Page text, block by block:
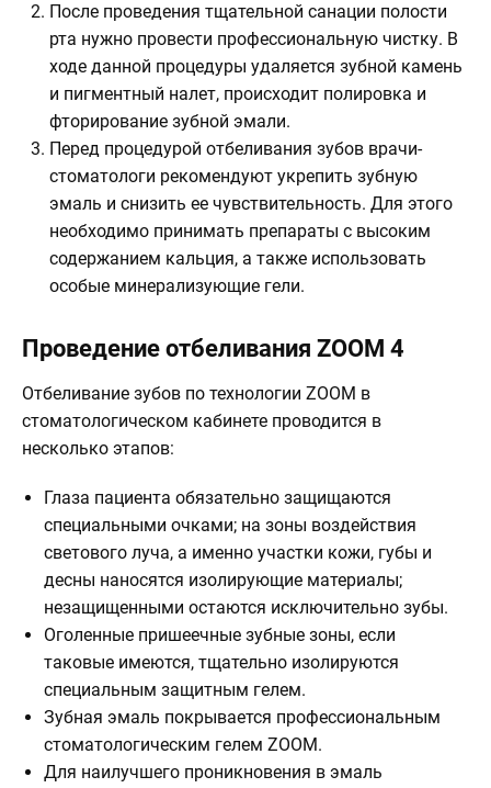
После проведения тщательной санации полости
рта нужно провести профессиональную чистку. В
ходе данной процедуры удаляется зубной камень
и пигментный налет, происходит полировка и
фторирование зубной эмали.
Перед процедурой отбеливания зубов врачи-
стоматологи рекомендуют укрепить зубную
эмаль и снизить ее чувствительность. Для этого
необходимо принимать препараты с высоким
содержанием кальция, а также использовать
особые минерализующие гели.
Проведение отбеливания ZOOM 4
Отбеливание зубов по технологии ZOOM в
стоматологическом кабинете проводится в
несколько этапов:
Глаза пациента обязательно защищаются
специальными очками; на зоны воздействия
светового луча, а именно участки кожи, губы и
десны наносятся изолирующие материалы;
незащищенными остаются исключительно зубы.
Оголенные пришеечные зубные зоны, если
таковые имеются, тщательно изолируются
специальным защитным гелем.
Зубная эмаль покрывается профессиональным
стоматологическим гелем ZOOM.
Для наилучшего проникновения в эмаль